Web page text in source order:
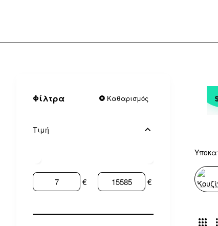
Φίλτρα Καθαρισμός
Τιμή
€ €